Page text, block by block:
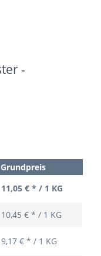
-
Grundpreis
11,05 € * / 1 KG
10,45 € * / 1 KG
9,17 € * / 1 KG